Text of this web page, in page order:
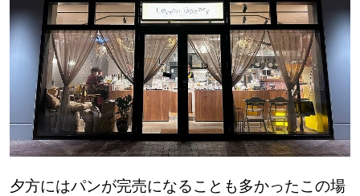
北海道で暮らす、あなたとつくる、
明日への”きっかけ”WEBマガジン
パートナーメディア Sitakkeパートナー
夕方にはパンが完売になることも多かったこの場